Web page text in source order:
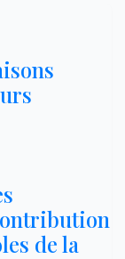
de la